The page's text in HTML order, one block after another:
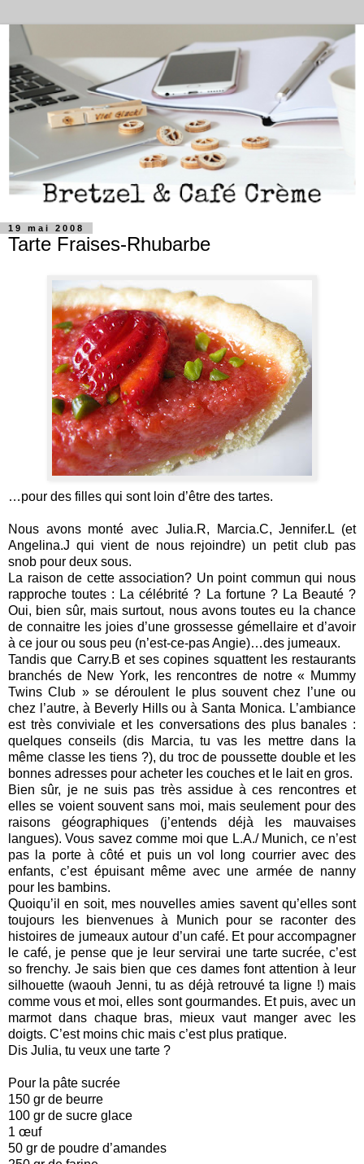
19 mai 2008
Tarte Fraises-Rhubarbe
…pour des filles qui sont loin d’être des tartes.
Nous avons monté avec Julia.R, Marcia.C, Jennifer.L (et
Angelina.J qui vient de nous rejoindre) un petit club pas
snob pour deux sous.
La raison de cette association? Un point commun qui nous
rapproche toutes : La célébrité ? La fortune ? La Beauté ?
Oui, bien sûr, mais surtout, nous avons toutes eu la chance
de connaitre les joies d’une grossesse gémellaire et d’avoir
à ce jour ou sous peu (n’est-ce-pas Angie)…des jumeaux.
Tandis que Carry.B et ses copines squattent les restaurants
branchés de New York, les rencontres de notre « Mummy
Twins Club » se déroulent le plus souvent chez l’une ou
chez l’autre, à Beverly Hills ou à Santa Monica. L’ambiance
est très conviviale et les conversations des plus banales :
quelques conseils (dis Marcia, tu vas les mettre dans la
même classe les tiens ?), du troc de poussette double et les
bonnes adresses pour acheter les couches et le lait en gros.
Bien sûr, je ne suis pas très assidue à ces rencontres et
elles se voient souvent sans moi, mais seulement pour des
raisons géographiques (j’entends déjà les mauvaises
langues). Vous savez comme moi que L.A./ Munich, ce n’est
pas la porte à côté et puis un vol long courrier avec des
enfants, c’est épuisant même avec une armée de nanny
pour les bambins.
Quoiqu’il en soit, mes nouvelles amies savent qu’elles sont
toujours les bienvenues à Munich pour se raconter des
histoires de jumeaux autour d’un café. Et pour accompagner
le café, je pense que je leur servirai une tarte sucrée, c’est
so frenchy. Je sais bien que ces dames font attention à leur
silhouette (waouh Jenni, tu as déjà retrouvé ta ligne !) mais
comme vous et moi, elles sont gourmandes. Et puis, avec un
marmot dans chaque bras, mieux vaut manger avec les
doigts. C’est moins chic mais c’est plus pratique.
Dis Julia, tu veux une tarte ?
Pour la pâte sucrée
150 gr de beurre
100 gr de sucre glace
1 œuf
50 gr de poudre d’amandes